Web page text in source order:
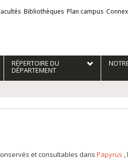
Bibliothèques Plan campus
RÉPERTOIRE DU
DÉPARTEMENT
et consultables dans Papyrus ,